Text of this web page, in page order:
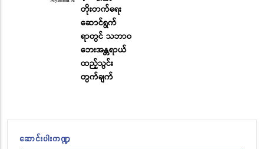
တိုးတက်ရေး
ဆောင်ရွက်
ရာတွင် သဘာဝ
ဘေးအန္တရာယ်
ထည့်သွင်း
တွက်ချက်
ဆောင်းပါးကဏ္ဍ